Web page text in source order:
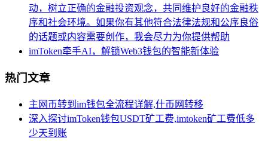
动，树立正确的金融投资观念，共同维护良好的金融秩
序和社会环境。如果你有其他符合法律法规和公序良俗
的话题或内容需要创作，我会尽力为你提供帮助
imToken牵手AI，解锁Web3钱包的智能新体验
热门文章
主网币转到im钱包全流程详解,什币网转移
深入探讨imToken钱包USDT矿工费,imtoken矿工费低多
少天到账